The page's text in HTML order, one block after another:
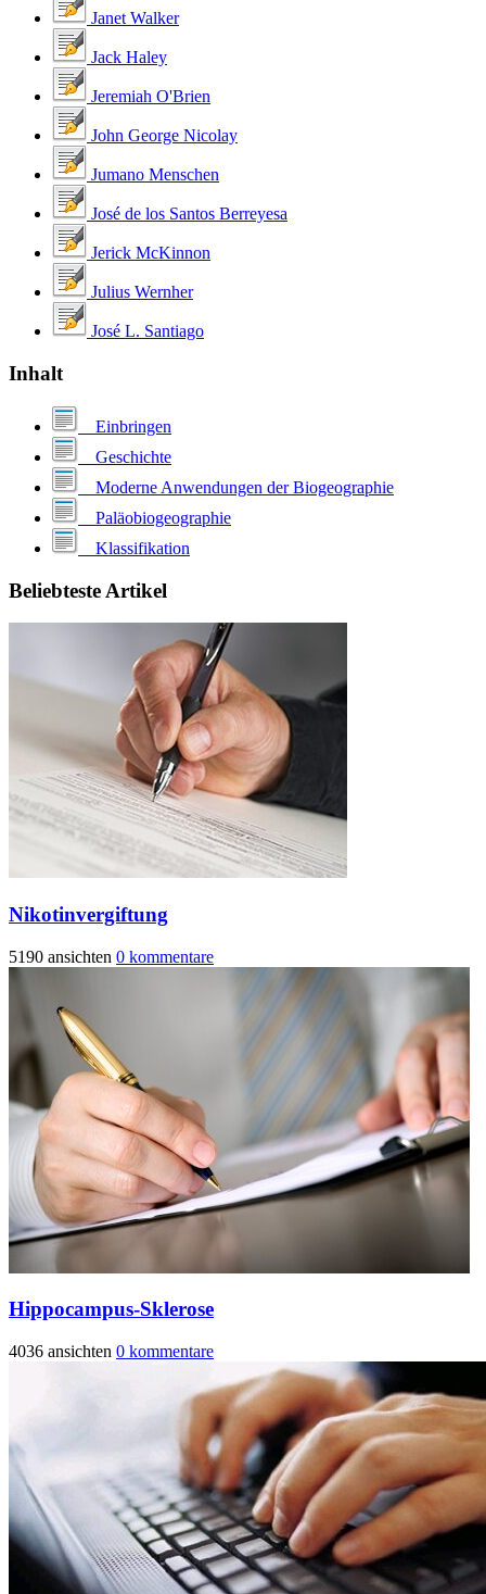
Janet Walker
Jack Haley
Jeremiah O'Brien
John George Nicolay
Jumano Menschen
José de los Santos Berreyesa
Jerick McKinnon
Julius Wernher
José L. Santiago
Inhalt
Einbringen
Geschichte
Moderne Anwendungen der Biogeographie
Paläobiogeographie
Klassifikation
Beliebteste Artikel
Nikotinvergiftung
5190 ansichten 0 kommentare
Hippocampus-Sklerose
4036 ansichten 0 kommentare